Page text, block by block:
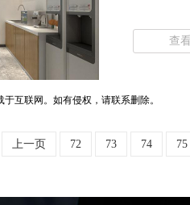
查
互联网。如有侵权，请联系删除。
上一页 72 73 74 75